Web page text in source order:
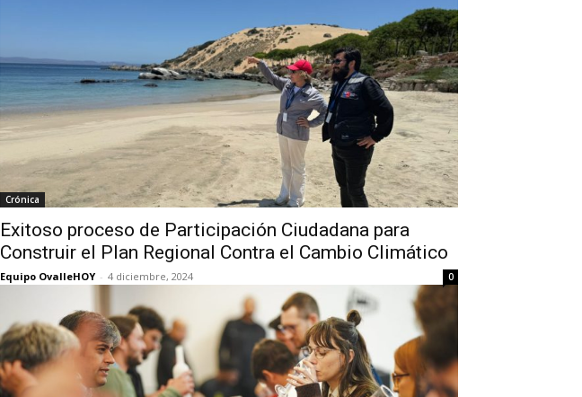
Crónica
Exitoso proceso de Participación Ciudadana para
Construir el Plan Regional Contra el Cambio Climático
Equipo OvalleHOY - 4 diciembre, 2024 0